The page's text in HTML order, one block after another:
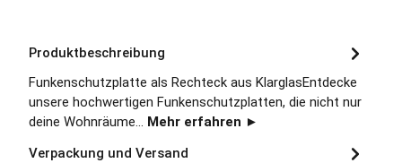
Produktbeschreibung
Funkenschutzplatte als Rechteck aus KlarglasEntdecke
unsere hochwertigen Funkenschutzplatten, die nicht nur
deine Wohnräume… Mehr erfahren ►
Verpackung und Versand